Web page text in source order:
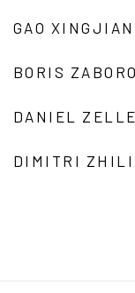
GAO XINGJIAN
BORIS
DANIEL
DIMITRI